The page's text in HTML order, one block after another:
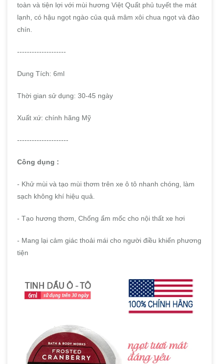
toàn và tiện lợi với mùi hương Việt Quất phủ tuyết the mát
lạnh, có hậu ngọt ngào của quả mâm xôi chua ngọt và đào
chín.
--------------------
Dung Tích: 6ml
Thời gian sử dụng: 30-45 ngày
Xuất xứ: chính hãng Mỹ
---------------------
Công dụng :
- Khử mùi và tạo mùi thơm trên xe ô tô nhanh chóng, làm
sạch không khí hiệu quả.
- Tạo hương thơm, Chống ẩm mốc cho nội thất xe hơi
- Mang lại cảm giác thoải mái cho người điều khiển phương
tiện